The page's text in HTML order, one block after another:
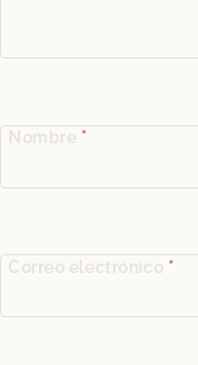
Nombre *
Correo electrónico *